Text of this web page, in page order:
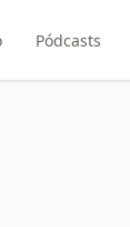
Pódcasts